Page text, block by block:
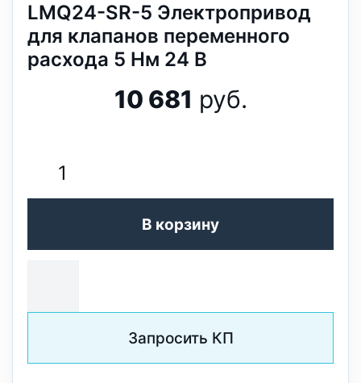
LMQ24-SR-5 Электропривод
для клапанов переменного
расхода 5 Нм 24 В
10 681 руб.
В корзину
Запросить КП